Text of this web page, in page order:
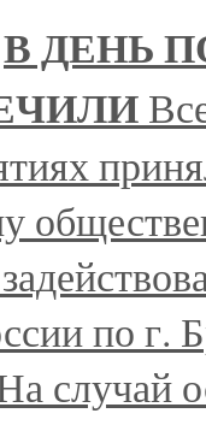
В ДЕНЬ
по г.
случай